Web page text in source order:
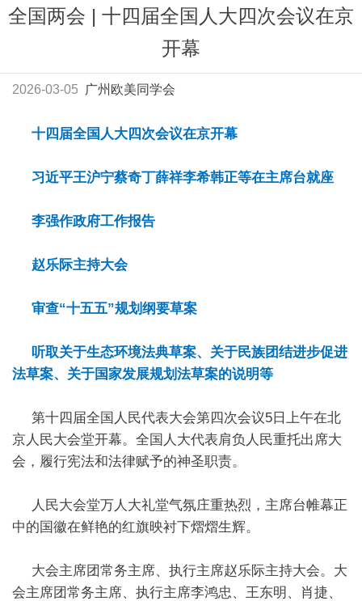
全国两会 | 十四届全国人大四次会议在京
开幕
2026-03-05 广州欧美同学会
十四届全国人大四次会议在京开幕
习近平王沪宁蔡奇丁薛祥李希韩正等在主席台就座
李强作政府工作报告
赵乐际主持大会
审查“十五五”规划纲要草案
听取关于生态环境法典草案、关于民族团结进步促进
法草案、关于国家发展规划法草案的说明等
第十四届全国人民代表大会第四次会议5日上午在北
京人民大会堂开幕。全国人大代表肩负人民重托出席大
会，履行宪法和法律赋予的神圣职责。
人民大会堂万人大礼堂气氛庄重热烈，主席台帷幕正
中的国徽在鲜艳的红旗映衬下熠熠生辉。
大会主席团常务主席、执行主席赵乐际主持大会。大
会主席团常务主席、执行主席李鸿忠、王东明、肖捷、